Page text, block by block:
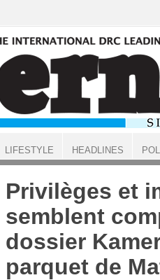
Privilèges et
semblent
dossier
parquet de
LIFESTYLE HEADLINES